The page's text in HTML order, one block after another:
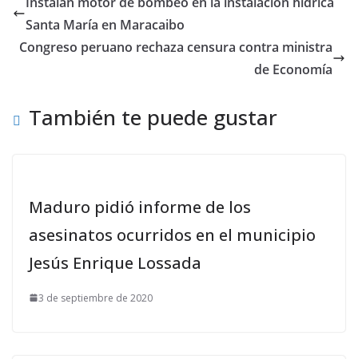
Santa María en Maracaibo
Congreso peruano rechaza censura contra ministra
de Economía
También te puede gustar
Maduro pidió informe de los
asesinatos ocurridos en el municipio
Jesús Enrique Lossada
3 de septiembre de 2020